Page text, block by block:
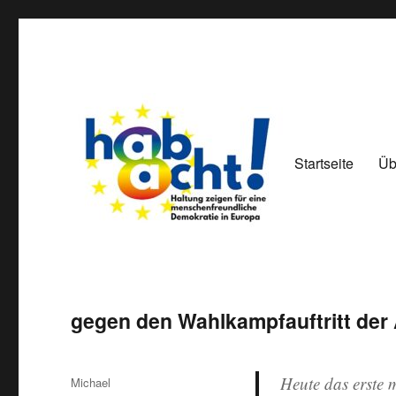
Startseite
gegen den Wahlkampfauftritt der
Heute das erste
Autor
Michael